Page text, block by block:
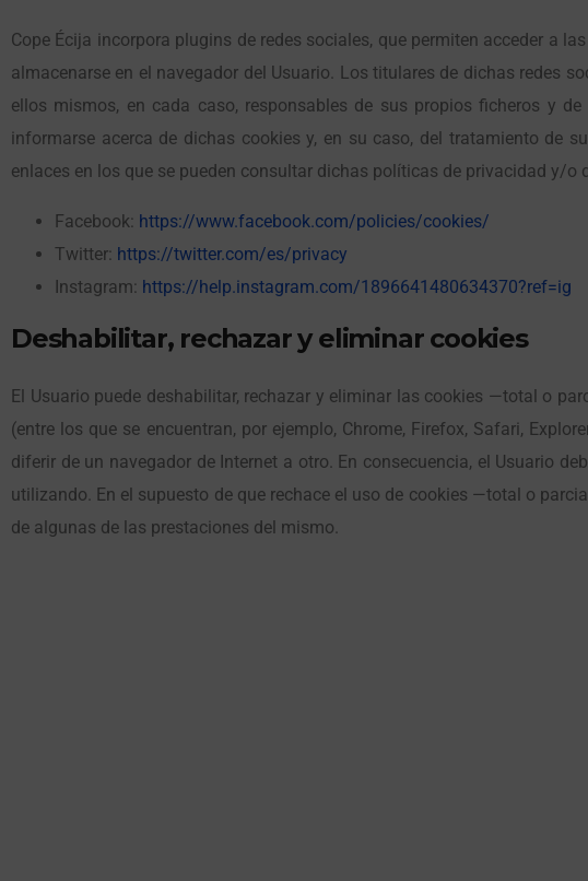
Cope Écija incorpora plugins de redes sociales, que permiten acceder a
almacenarse en el navegador del Usuario. Los titulares de dichas redes
ellos mismos, en cada caso, responsables de sus propios ficheros y
informarse acerca de dichas cookies y, en su caso, del tratamiento de
enlaces en los que se pueden consultar dichas políticas de privacidad y/o
Facebook: https://www.facebook.com/policies/cookies/
Twitter: https://twitter.com/es/privacy
Instagram: https://help.instagram.com/1896641480634370?ref=ig
Deshabilitar, rechazar y eliminar cookies
El Usuario puede deshabilitar, rechazar y eliminar las cookies —total o
(entre los que se encuentran, por ejemplo, Chrome, Firefox, Safari,
diferir de un navegador de Internet a otro. En consecuencia, el Usuario
utilizando. En el supuesto de que rechace el uso de cookies —total o
de algunas de las prestaciones del mismo.